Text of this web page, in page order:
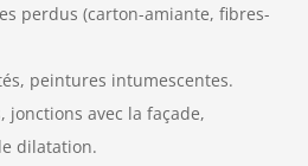
perdus (carton-amiante, fibres-
peintures intumescentes.
jonctions avec la façade,
dilatation.